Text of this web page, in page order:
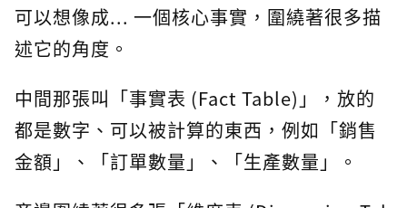
可以想像成... 一個核心事實，圍繞著很多描
述它的角度。
中間那張叫「事實表 (Fact Table)」，放的
都是數字、可以被計算的東西，例如「銷售
金額」、「訂單數量」、「生產數量」。